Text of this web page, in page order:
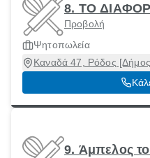
8. ΤΟ
Προβολή
Ψητοπωλεία
Καναδά 47, Ρόδος
9. Άμπελος